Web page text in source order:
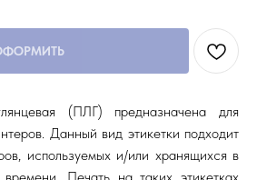
(ПЛГ) предназначена для
Данный вид этикетки подходит
используемых и/или хранящихся в